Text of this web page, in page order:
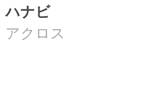
ハナビ
アクロス